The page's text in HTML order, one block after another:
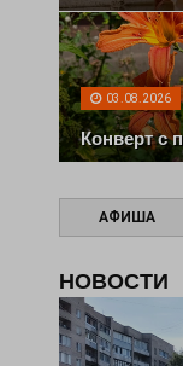
03.08.2026
Конверт с
АФИША
НОВОСТИ